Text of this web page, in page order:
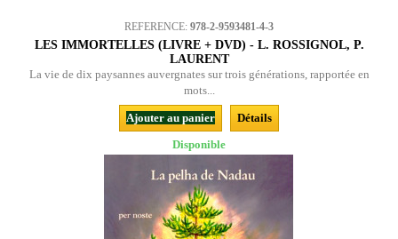
REFERENCE: 978-2-9593481-4-3
LES IMMORTELLES (LIVRE + DVD) - L. ROSSIGNOL, P.
LAURENT
La vie de dix paysannes auvergnates sur trois générations, rapportée en
mots...
Ajouter au panier
Détails
Disponible